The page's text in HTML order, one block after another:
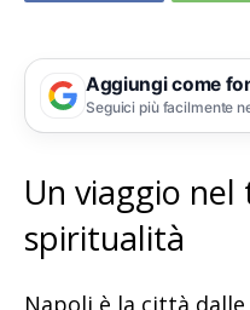
Aggiungi come
Seguici più facilmente
Un viaggio
spiritualità
Napoli è la città